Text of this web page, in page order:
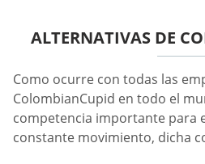
ALTERNATIVAS DE
Como ocurre con todas las
ColombianCupid en todo el
competencia importante para
constante movimiento, dicha